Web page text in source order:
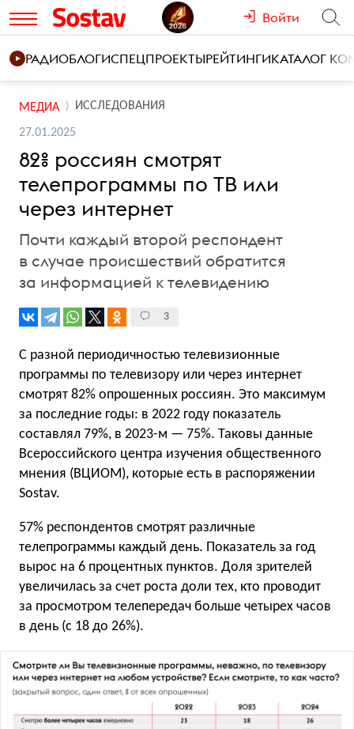
Войти
РАДИОБЛОГИСПЕЦПРОЕКТЫРЕЙТИНГИКАТАЛОГ
МЕДИА ИССЛЕДОВАНИЯ
27.01.2025
82% россиян смотрят
телепрограммы по ТВ или
через интернет
Почти каждый второй респондент
в случае происшествий обратится
за информацией к телевидению
3
С разной периодичностью телевизионные
программы по телевизору или через интернет
смотрят 82% опрошенных россиян. Это максимум
за последние годы: в 2022 году показатель
составлял 79%, в 2023-м — 75%. Таковы данные
Всероссийского центра изучения общественного
мнения (ВЦИОМ), которые есть в распоряжении
Sostav.
57% респондентов смотрят различные
телепрограммы каждый день. Показатель за год
вырос на 6 процентных пунктов. Доля зрителей
увеличилась за счет роста доли тех, кто проводит
за просмотром телепередач больше четырех часов
в день (с 18 до 26%).